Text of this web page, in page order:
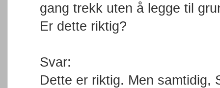
gang trekk uten å legge til
Er dette riktig?
Svar:
Dette er riktig. Men samtidig,